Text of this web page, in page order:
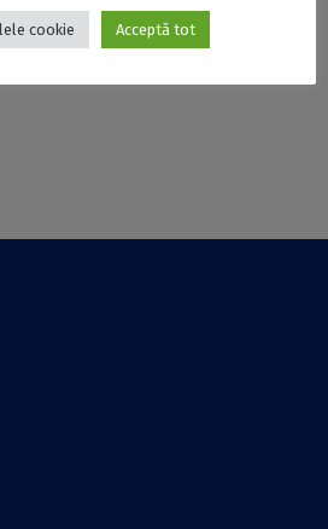
Donații de la cercul
studențesc „Afaceri,
Responsabilitate
cookie Acceptă tot